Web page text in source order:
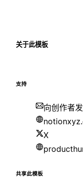
关于此模板
支持
向创作者
X
共享此模板